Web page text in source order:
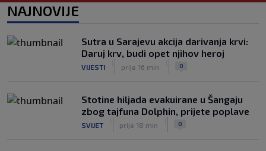
nasrnuo na gostujuće fudbalere
(VIDEO)
NOGOMET
|
8. aug. 0
NAJNOVIJE
Sutra u Sarajevu akcija darivanja krvi:
Daruj krv, budi opet njihov heroj
VIJESTI prije 16 min 0
Stotine hiljada evakuirane u Šangaju
zbog tajfuna Dolphin, prijete poplave
SVIJET prije 18 min 0